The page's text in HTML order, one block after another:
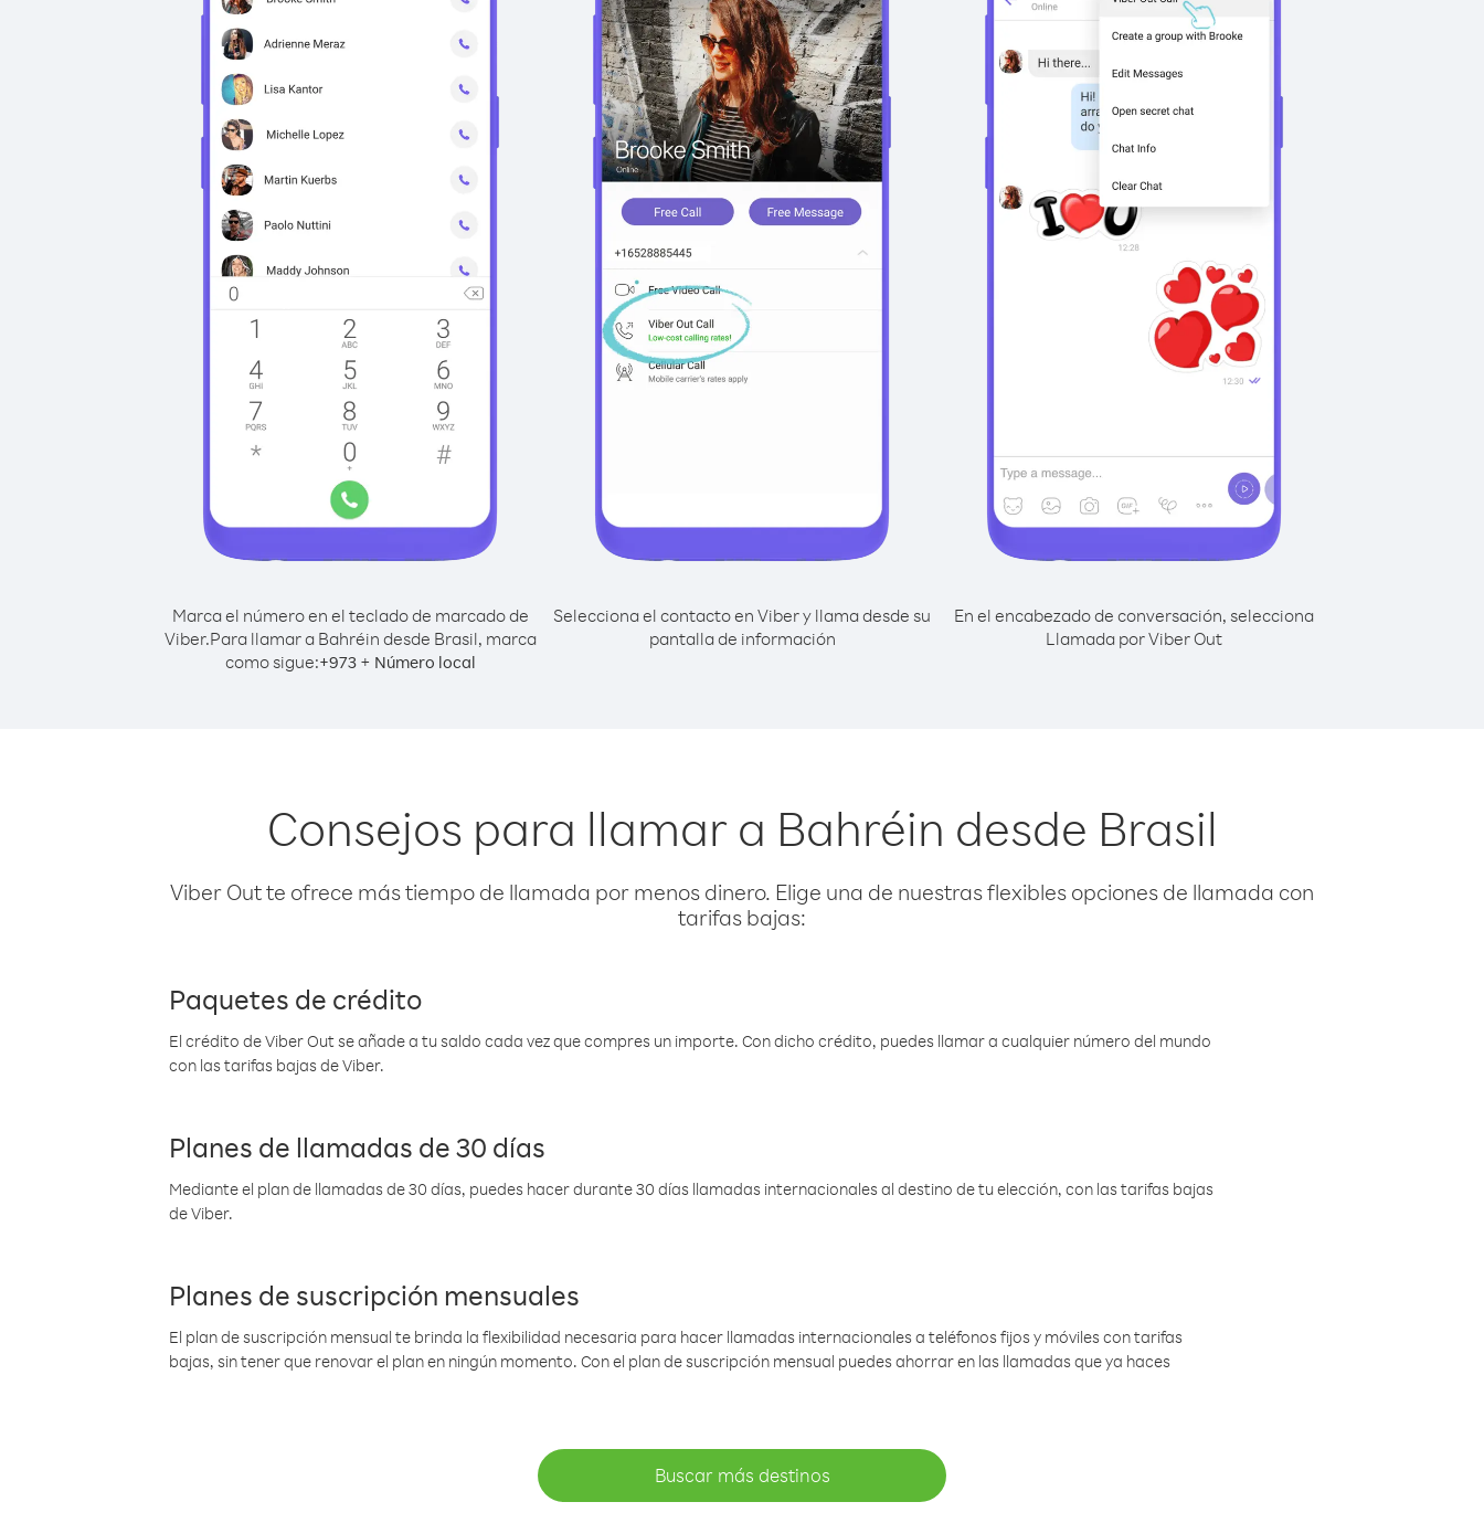
Marca el número en el teclado de marcado de
Viber.Para llamar a Bahréin desde Brasil, marca
como sigue:+973+ Número local
Selecciona el contacto en Viber y llama desde su
pantalla de información
En el encabezado de conversación, selecciona
Llamada por Viber Out
Consejos para llamar a Bahréin desde Brasil
Viber Out te ofrece más tiempo de llamada por menos dinero. Elige una de nuestras flexibles opciones de llamada con
tarifas bajas:
Paquetes de crédito
El crédito de Viber Out se añade a tu saldo cada vez que compres un importe. Con dicho crédito, puedes llamar a cualquier número del mundo
con las tarifas bajas de Viber.
Planes de llamadas de 30 días
Mediante el plan de llamadas de 30 días, puedes hacer durante 30 días llamadas internacionales al destino de tu elección, con las tarifas bajas
de Viber.
Planes de suscripción mensuales
El plan de suscripción mensual te brinda la flexibilidad necesaria para hacer llamadas internacionales a teléfonos fijos y móviles con tarifas
bajas, sin tener que renovar el plan en ningún momento. Con el plan de suscripción mensual puedes ahorrar en las llamadas que ya haces
Buscar más destinos